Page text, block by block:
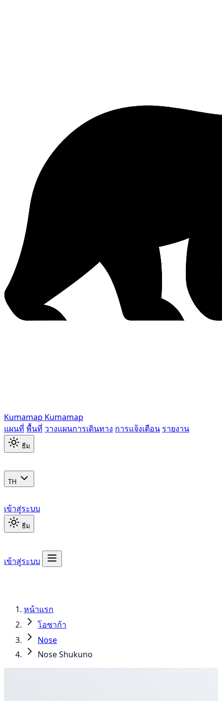
Kumamap Kumamap
แผนที่ พื้นที่ วางแผนการเดินทาง การแจ้งเตือน รายงาน
ธีม
TH
เข้าสู่ระบบ
ธีม
เข้าสู่ระบบ
หน้าแรก
โอซาก้า
Nose
Nose Shukuno